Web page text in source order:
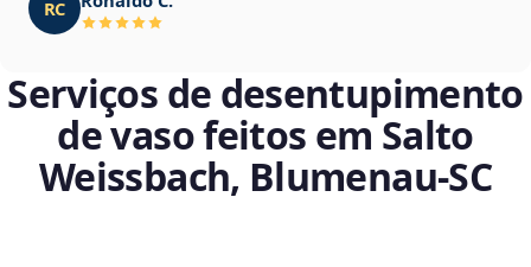
RC
Serviços de desentupimento
de vaso feitos em Salto
Weissbach, Blumenau‑SC